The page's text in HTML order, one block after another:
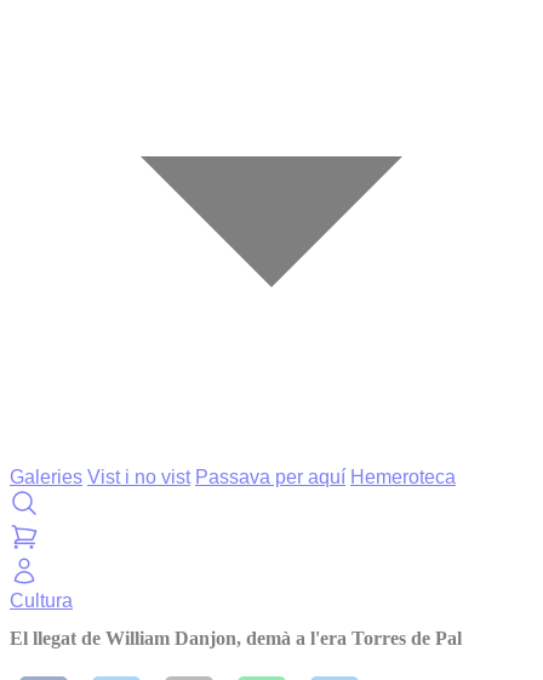
Galeries Vist i no vist Passava per aquí Hemeroteca
Cultura
El llegat de William Danjon, demà a l'era Torres de Pal